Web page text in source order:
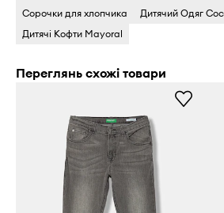
Сорочки для хлопчика
Дитячий Одяг
Дитячі Кофти Mayoral
Переглянь схожі товари